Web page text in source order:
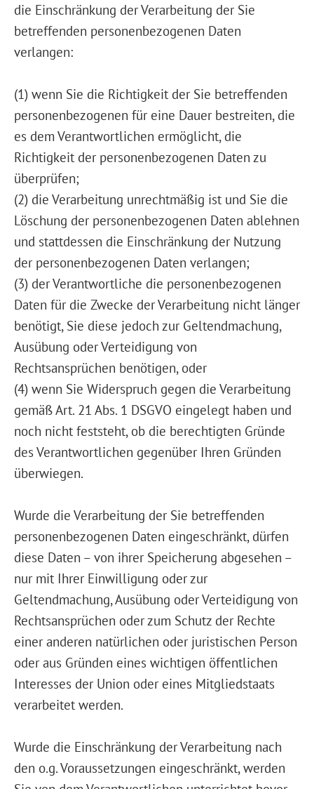
die Einschränkung der Verarbeitung der Sie
betreffenden personenbezogenen Daten
verlangen:
(1) wenn Sie die Richtigkeit der Sie betreffenden
personenbezogenen für eine Dauer bestreiten, die
es dem Verantwortlichen ermöglicht, die
Richtigkeit der personenbezogenen Daten zu
überprüfen;
(2) die Verarbeitung unrechtmäßig ist und Sie die
Löschung der personenbezogenen Daten ablehnen
und stattdessen die Einschränkung der Nutzung
der personenbezogenen Daten verlangen;
(3) der Verantwortliche die personenbezogenen
Daten für die Zwecke der Verarbeitung nicht länger
benötigt, Sie diese jedoch zur Geltendmachung,
Ausübung oder Verteidigung von
Rechtsansprüchen benötigen, oder
(4) wenn Sie Widerspruch gegen die Verarbeitung
gemäß Art. 21 Abs. 1 DSGVO eingelegt haben und
noch nicht feststeht, ob die berechtigten Gründe
des Verantwortlichen gegenüber Ihren Gründen
überwiegen.
Wurde die Verarbeitung der Sie betreffenden
personenbezogenen Daten eingeschränkt, dürfen
diese Daten – von ihrer Speicherung abgesehen –
nur mit Ihrer Einwilligung oder zur
Geltendmachung, Ausübung oder Verteidigung von
Rechtsansprüchen oder zum Schutz der Rechte
einer anderen natürlichen oder juristischen Person
oder aus Gründen eines wichtigen öffentlichen
Interesses der Union oder eines Mitgliedstaats
verarbeitet werden.
Wurde die Einschränkung der Verarbeitung nach
den o.g. Voraussetzungen eingeschränkt, werden